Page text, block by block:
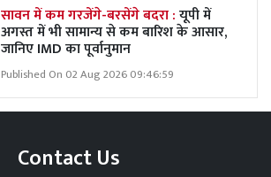
सावन में कम गरजेंगे-बरसेंगे बदरा :यूपी में
अगस्त में भी सामान्य से कम बारिश के आसार,
जानिए IMD का पूर्वानुमान
Published On 02 Aug 2026 09:46:59
Contact Us